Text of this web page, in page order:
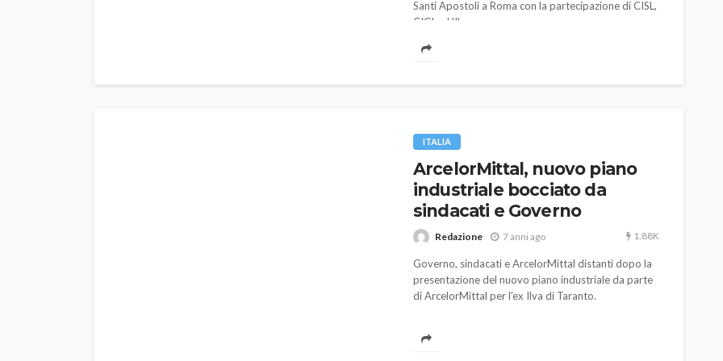
Santi Apostoli a Roma con la partecipazione di CISL,
CIGL e UIL.
ITALIA
ArcelorMittal, nuovo piano
industriale bocciato da
sindacati e Governo
Redazione 7 anni ago 1.88K
Governo, sindacati e ArcelorMittal distanti dopo la
presentazione del nuovo piano industriale da parte
di ArcelorMittal per l'ex Ilva di Taranto.